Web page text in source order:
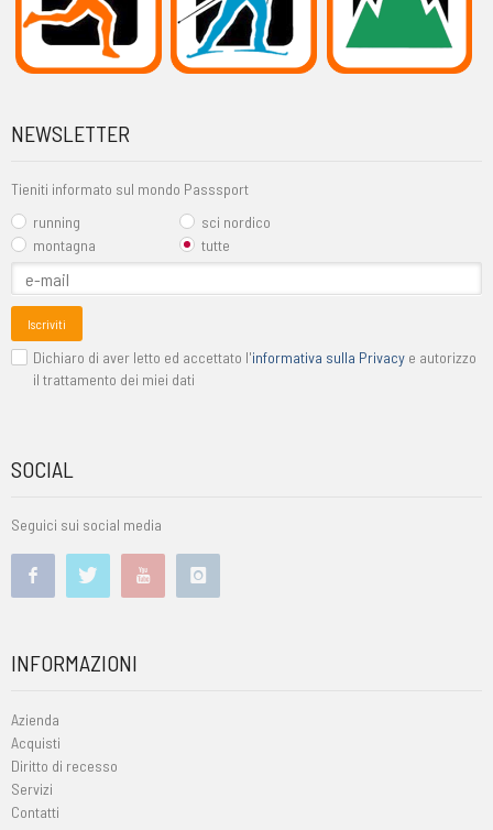
NEWSLETTER
Tieniti informato sul mondo Passsport
running
sci nordico
montagna
tutte
Iscriviti
Dichiaro di aver letto ed accettato l'informativa sulla Privacy e autorizzo
il trattamento dei miei dati
SOCIAL
Seguici sui social media
INFORMAZIONI
Azienda
Acquisti
Diritto di recesso
Servizi
Contatti